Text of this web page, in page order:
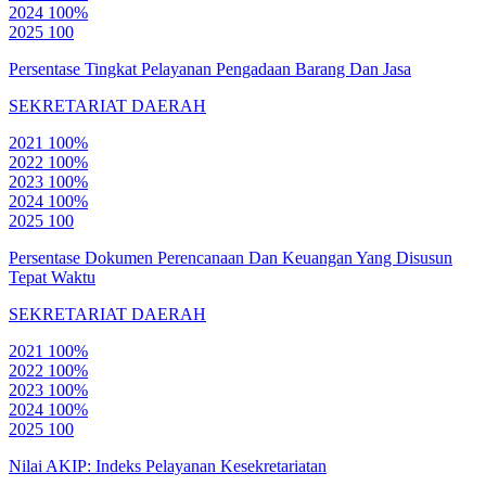
2024 100%
2025 100
Persentase Tingkat Pelayanan Pengadaan Barang Dan Jasa
SEKRETARIAT DAERAH
2021 100%
2022 100%
2023 100%
2024 100%
2025 100
Persentase Dokumen Perencanaan Dan Keuangan Yang Disusun
Tepat Waktu
SEKRETARIAT DAERAH
2021 100%
2022 100%
2023 100%
2024 100%
2025 100
Nilai AKIP: Indeks Pelayanan Kesekretariatan